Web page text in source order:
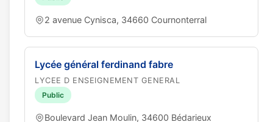
2 avenue Cynisca, 34660 Cournonterral
Lycée général ferdinand fabre
LYCEE D ENSEIGNEMENT GENERAL
Public
Boulevard Jean Moulin, 34600 Bédarieux